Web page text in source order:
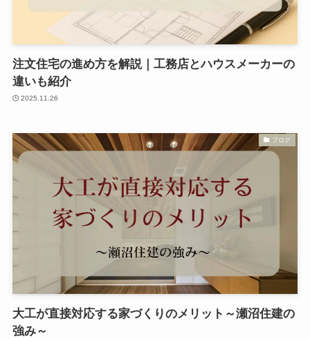
注文住宅の進め方を解説｜工務店とハウスメーカーの
違いも紹介
2025.11.26
ブログ
大工が直接対応する家づくりのメリット～瀬沼住建の
強み～